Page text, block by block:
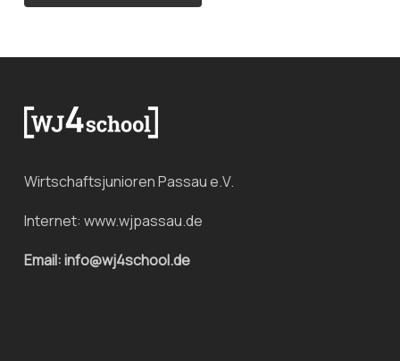
Wirtschaftsjunioren Passau e.V.
Internet: www.wjpassau.de
Email: info@wj4school.de